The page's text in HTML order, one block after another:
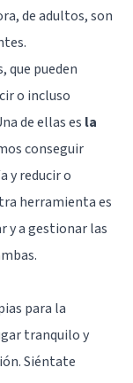
de adultos, son
que pueden
o incluso
de ellas es la
conseguir
y reducir o
herramienta es
y a gestionar las
para la
tranquilo y
Siéntate